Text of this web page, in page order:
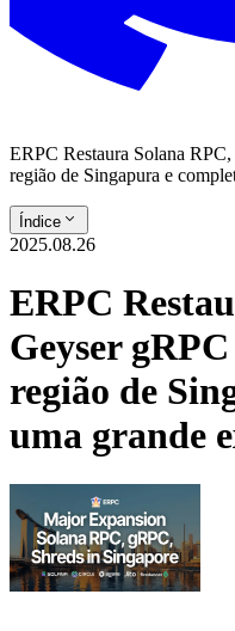
ERPC Restaura Solana
região de Singapura e
Índice
2025.08.26
ERPC
Geyser
região de
uma grande